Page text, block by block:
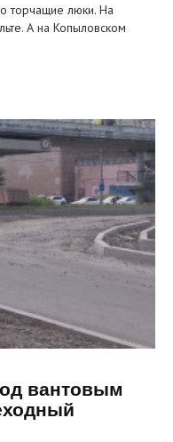
торчащие люки. На
А на Копыловском
вантовым